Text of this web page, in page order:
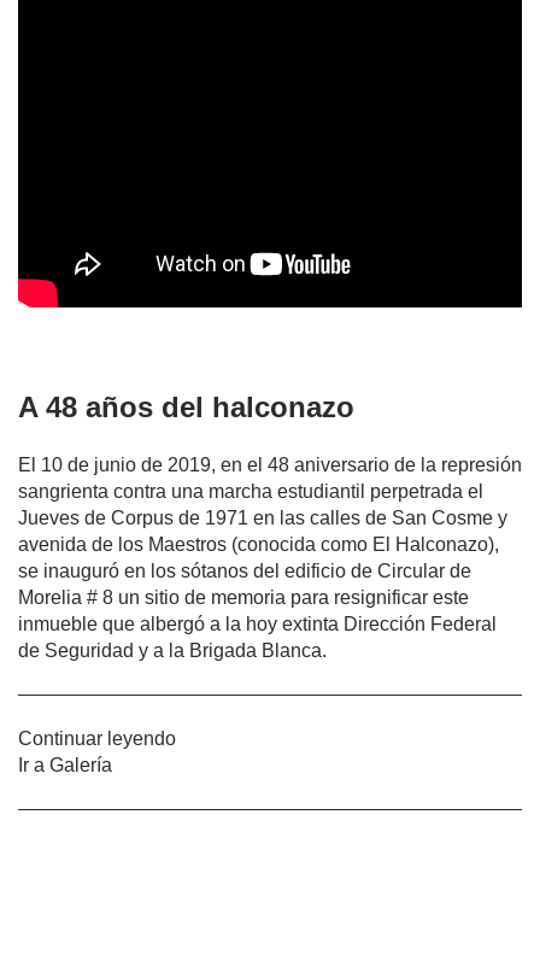
A 48 años del halconazo
El 10 de junio de 2019, en el 48 aniversario de la represión
sangrienta contra una marcha estudiantil perpetrada el
Jueves de Corpus de 1971 en las calles de San Cosme y
avenida de los Maestros (conocida como El Halconazo),
se inauguró en los sótanos del edificio de Circular de
Morelia # 8 un sitio de memoria para resignificar este
inmueble que albergó a la hoy extinta Dirección Federal
de Seguridad y a la Brigada Blanca.
Continuar leyendo
Ir a Galería